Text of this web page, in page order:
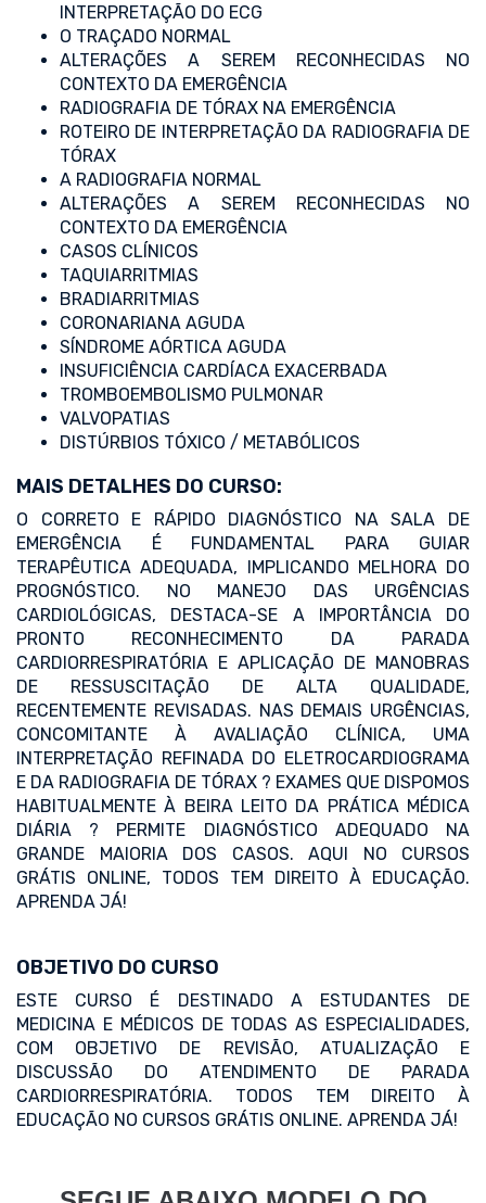
INTERPRETAÇÃO DO ECG
O TRAÇADO NORMAL
ALTERAÇÕES A SEREM RECONHECIDAS NO
CONTEXTO DA EMERGÊNCIA
RADIOGRAFIA DE TÓRAX NA EMERGÊNCIA
ROTEIRO DE INTERPRETAÇÃO DA RADIOGRAFIA DE
TÓRAX
A RADIOGRAFIA NORMAL
ALTERAÇÕES A SEREM RECONHECIDAS NO
CONTEXTO DA EMERGÊNCIA
CASOS CLÍNICOS
TAQUIARRITMIAS
BRADIARRITMIAS
CORONARIANA AGUDA
SÍNDROME AÓRTICA AGUDA
INSUFICIÊNCIA CARDÍACA EXACERBADA
TROMBOEMBOLISMO PULMONAR
VALVOPATIAS
DISTÚRBIOS TÓXICO / METABÓLICOS
MAIS DETALHES DO CURSO:
O CORRETO E RÁPIDO DIAGNÓSTICO NA SALA DE
EMERGÊNCIA É FUNDAMENTAL PARA GUIAR
TERAPÊUTICA ADEQUADA, IMPLICANDO MELHORA DO
PROGNÓSTICO. NO MANEJO DAS URGÊNCIAS
CARDIOLÓGICAS, DESTACA-SE A IMPORTÂNCIA DO
PRONTO RECONHECIMENTO DA PARADA
CARDIORRESPIRATÓRIA E APLICAÇÃO DE MANOBRAS
DE RESSUSCITAÇÃO DE ALTA QUALIDADE,
RECENTEMENTE REVISADAS. NAS DEMAIS URGÊNCIAS,
CONCOMITANTE À AVALIAÇÃO CLÍNICA, UMA
INTERPRETAÇÃO REFINADA DO ELETROCARDIOGRAMA
E DA RADIOGRAFIA DE TÓRAX ? EXAMES QUE DISPOMOS
HABITUALMENTE À BEIRA LEITO DA PRÁTICA MÉDICA
DIÁRIA ? PERMITE DIAGNÓSTICO ADEQUADO NA
GRANDE MAIORIA DOS CASOS. AQUI NO CURSOS
GRÁTIS ONLINE, TODOS TEM DIREITO À EDUCAÇÃO.
APRENDA JÁ!
OBJETIVO DO CURSO
ESTE CURSO É DESTINADO A ESTUDANTES DE
MEDICINA E MÉDICOS DE TODAS AS ESPECIALIDADES,
COM OBJETIVO DE REVISÃO, ATUALIZAÇÃO E
DISCUSSÃO DO ATENDIMENTO DE PARADA
CARDIORRESPIRATÓRIA. TODOS TEM DIREITO À
EDUCAÇÃO NO CURSOS GRÁTIS ONLINE. APRENDA JÁ!